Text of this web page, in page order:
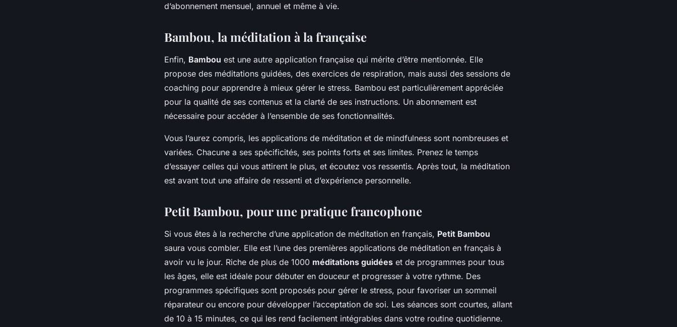
d’abonnement mensuel, annuel et même à vie.
Bambou, la méditation à la française
Enfin, Bambou est une autre application française qui mérite d’être mentionnée. Elle
propose des méditations guidées, des exercices de respiration, mais aussi des sessions de
coaching pour apprendre à mieux gérer le stress. Bambou est particulièrement appréciée
pour la qualité de ses contenus et la clarté de ses instructions. Un abonnement est
nécessaire pour accéder à l’ensemble de ses fonctionnalités.
Vous l’aurez compris, les applications de méditation et de mindfulness sont nombreuses et
variées. Chacune a ses spécificités, ses points forts et ses limites. Prenez le temps
d’essayer celles qui vous attirent le plus, et écoutez vos ressentis. Après tout, la méditation
est avant tout une affaire de ressenti et d’expérience personnelle.
Petit Bambou, pour une pratique francophone
Si vous êtes à la recherche d’une application de méditation en français, Petit Bambou
saura vous combler. Elle est l’une des premières applications de méditation en français à
avoir vu le jour. Riche de plus de 1000 méditations guidées et de programmes pour tous
les âges, elle est idéale pour débuter en douceur et progresser à votre rythme. Des
programmes spécifiques sont proposés pour gérer le stress, pour favoriser un sommeil
réparateur ou encore pour développer l’acceptation de soi. Les séances sont courtes, allant
de 10 à 15 minutes, ce qui les rend facilement intégrables dans votre routine quotidienne.